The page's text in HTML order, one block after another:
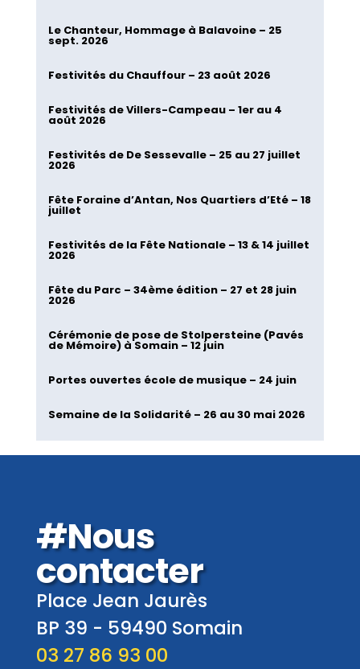
Le Chanteur, Hommage à Balavoine – 25
sept. 2026
Festivités du Chauffour – 23 août 2026
Festivités de Villers-Campeau – 1er au 4
août 2026
Festivités de De Sessevalle – 25 au 27 juillet
2026
Fête Foraine d’Antan, Nos Quartiers d’Eté – 18
juillet
Festivités de la Fête Nationale – 13 & 14 juillet
2026
Fête du Parc – 34ème édition – 27 et 28 juin
2026
Cérémonie de pose de Stolpersteine (Pavés
de Mémoire) à Somain – 12 juin
Portes ouvertes école de musique – 24 juin
Semaine de la Solidarité – 26 au 30 mai 2026
#Nous
contacter
Place Jean Jaurès
BP 39 - 59490 Somain
03 27 86 93 00